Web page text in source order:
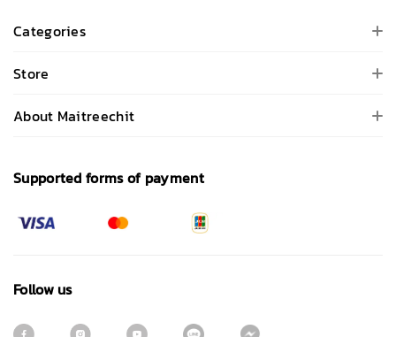
Categories
Store
About Maitreechit
Supported forms of payment
Follow us